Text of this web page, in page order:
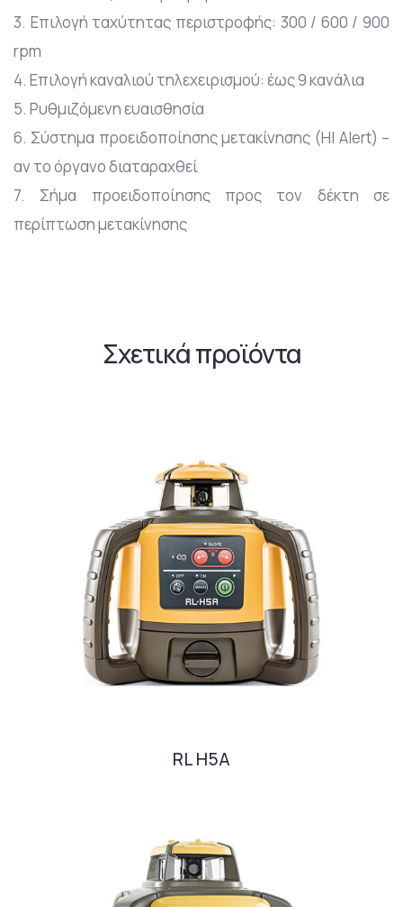
3. Επιλογή ταχύτητας περιστροφής: 300 / 600 / 900
rpm
4. Επιλογή καναλιού τηλεχειρισμού: έως 9 κανάλια
5. Ρυθμιζόμενη ευαισθησία
6. Σύστημα προειδοποίησης μετακίνησης (HI Alert) –
αν το όργανο διαταραχθεί
7. Σήμα προειδοποίησης προς τον δέκτη σε
περίπτωση μετακίνησης
Σχετικά προϊόντα
RL H5A